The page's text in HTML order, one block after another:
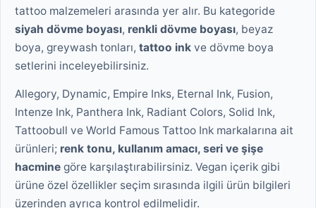
tattoo malzemeleri arasında yer alır. Bu kategoride
siyah dövme boyası, renkli dövme boyası, beyaz
boya, greywash tonları, tattoo ink ve dövme boya
setlerini inceleyebilirsiniz.
Allegory, Dynamic, Empire Inks, Eternal Ink, Fusion,
Intenze Ink, Panthera Ink, Radiant Colors, Solid Ink,
Tattoobull ve World Famous Tattoo Ink markalarına ait
ürünleri; renk tonu, kullanım amacı, seri ve şişe
hacmine göre karşılaştırabilirsiniz. Vegan içerik gibi
ürüne özel özellikler seçim sırasında ilgili ürün bilgileri
üzerinden ayrıca kontrol edilmelidir.